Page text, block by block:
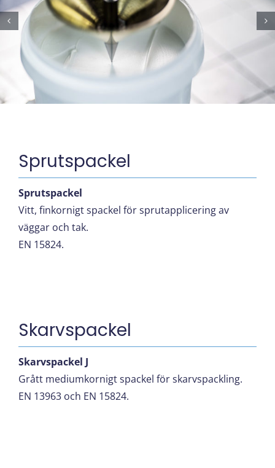
Sprutspackel
Sprutspackel
Vitt, finkornigt spackel för sprutapplicering av
väggar och tak.
EN 15824.
Skarvspackel
Skarvspackel J
Grått mediumkornigt spackel för skarvspackling.
EN 13963 och EN 15824.